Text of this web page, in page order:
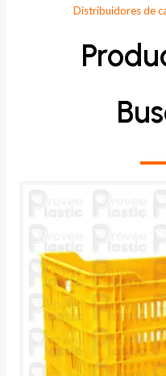
Distribuidores de